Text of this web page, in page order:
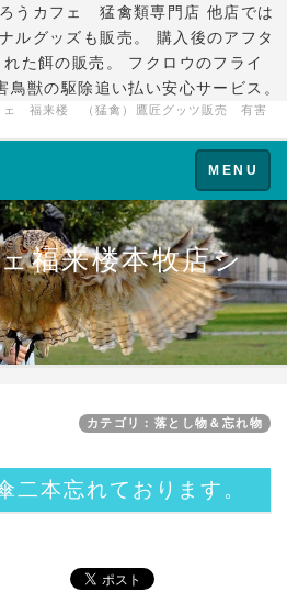
うカフェ 猛禽類専門店 他店では
ルグッズも販売。 購入後のアフタ
た餌の販売。 フクロウのフライ
鳥獣の駆除追い払い安心サービス。
ェ 福来楼 （猛禽）鷹匠グッツ販売 有害
Toggle
navigation
MENU
福来楼本牧店シ
カテゴリ：落とし物＆忘れ物
二本忘れております。